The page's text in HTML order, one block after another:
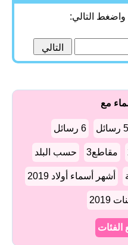
التالي:
مع
5 رسائل 6 رسائل
مقاطع3 حسب البلد
أشهر أسماء أولاد 2019
2019